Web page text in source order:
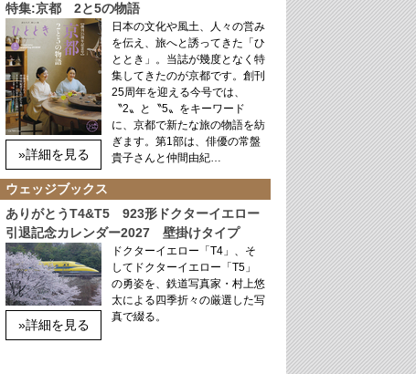
特集:京都 2と5の物語
»詳細を見る
日本の文化や風土、人々の営み
を伝え、旅へと誘ってきた「ひ
ととき」。当誌が幾度となく特
集してきたのが京都です。創刊
25周年を迎える今号では、
〝2〟と〝5〟をキーワード
に、京都で新たな旅の物語を紡
ぎます。第1部は、俳優の常盤
貴子さんと仲間由紀…
ウェッジブックス
ありがとうT4&T5 923形ドクターイエロー
引退記念カレンダー2027 壁掛けタイプ
»詳細を見る
ドクターイエロー「T4」、そ
してドクターイエロー「T5」
の勇姿を、鉄道写真家・村上悠
太による四季折々の厳選した写
真で綴る。